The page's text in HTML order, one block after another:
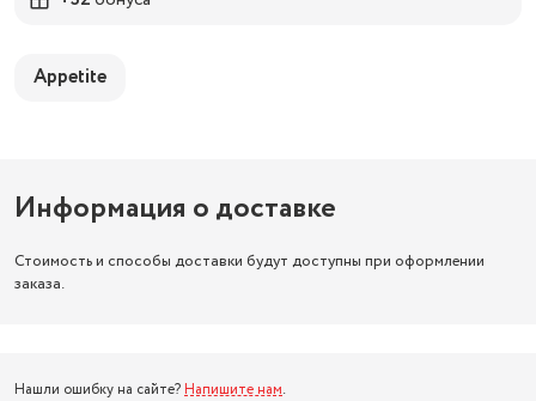
Appetite
Информация о доставке
Стоимость и способы доставки будут доступны при оформлении
заказа.
Нашли ошибку на сайте? Напишите нам.